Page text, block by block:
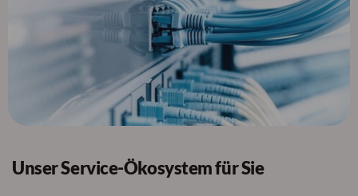
Unser Service-Ökosystem für Sie